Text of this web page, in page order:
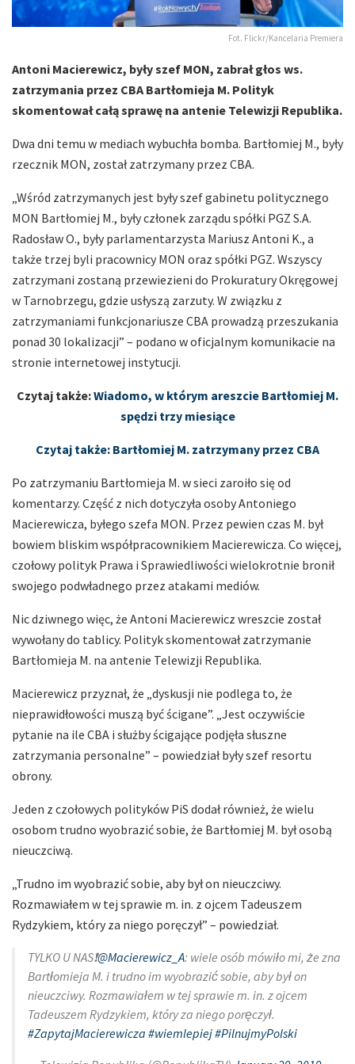
Fot. Flickr/Kancelaria Premiera
Antoni Macierewicz, były szef MON, zabrał głos ws.
zatrzymania przez CBA Bartłomieja M. Polityk
skomentował całą sprawę na antenie Telewizji Republika.
Dwa dni temu w mediach wybuchła bomba. Bartłomiej M., były
rzecznik MON, został zatrzymany przez CBA.
„Wśród zatrzymanych jest były szef gabinetu politycznego
MON Bartłomiej M., były członek zarządu spółki PGZ S.A.
Radosław O., były parlamentarzysta Mariusz Antoni K., a
także trzej byli pracownicy MON oraz spółki PGZ. Wszyscy
zatrzymani zostaną przewiezieni do Prokuratury Okręgowej
w Tarnobrzegu, gdzie usłyszą zarzuty. W związku z
zatrzymaniami funkcjonariusze CBA prowadzą przeszukania
ponad 30 lokalizacji” – podano w oficjalnym komunikacie na
stronie internetowej instytucji.
Czytaj także:Wiadomo, w którym areszcie Bartłomiej M.
spędzi trzy miesiące
Czytaj także: Bartłomiej M. zatrzymany przez CBA
Po zatrzymaniu Bartłomieja M. w sieci zaroiło się od
komentarzy. Część z nich dotyczyła osoby Antoniego
Macierewicza, byłego szefa MON. Przez pewien czas M. był
bowiem bliskim współpracownikiem Macierewicza. Co więcej,
czołowy polityk Prawa i Sprawiedliwości wielokrotnie bronił
swojego podwładnego przez atakami mediów.
Nic dziwnego więc, że Antoni Macierewicz wreszcie został
wywołany do tablicy. Polityk skomentował zatrzymanie
Bartłomieja M. na antenie Telewizji Republika.
Macierewicz przyznał, że „dyskusji nie podlega to, że
nieprawidłowości muszą być ścigane”. „Jest oczywiście
pytanie na ile CBA i służby ścigające podjęła słuszne
zatrzymania personalne” – powiedział były szef resortu
obrony.
Jeden z czołowych polityków PiS dodał również, że wielu
osobom trudno wyobrazić sobie, że Bartłomiej M. był osobą
nieuczciwą.
„Trudno im wyobrazić sobie, aby był on nieuczciwy.
Rozmawiałem w tej sprawie m. in. z ojcem Tadeuszem
Rydzykiem, który za niego poręczył” – powiedział.
TYLKO U NAS❗️@Macierewicz_A: wiele osób mówiło mi, że zna
Bartłomieja M. i trudno im wyobrazić sobie, aby był on
nieuczciwy. Rozmawiałem w tej sprawie m. in. z ojcem
Tadeuszem Rydzykiem, który za niego poręczył.
#ZapytajMacierewicza #wiemlepiej#PilnujmyPolski